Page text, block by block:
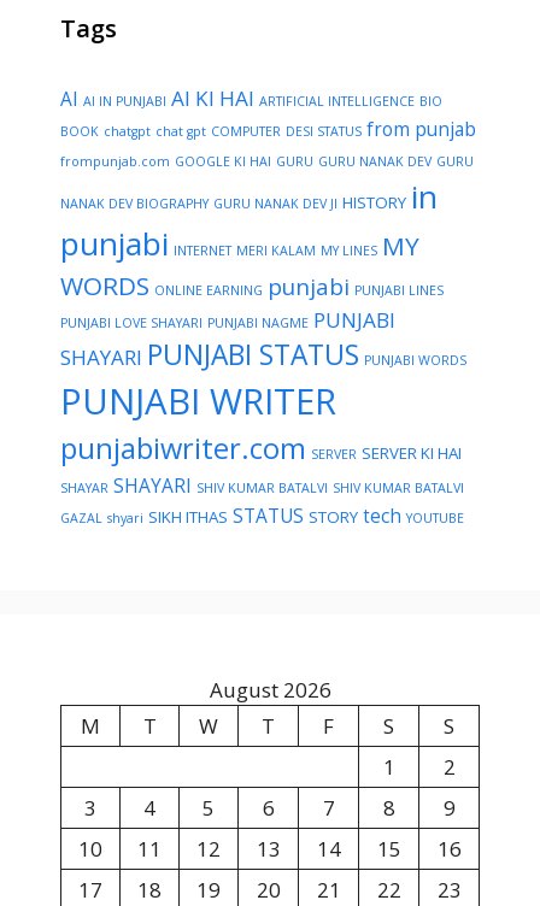
Tags
AI AI IN PUNJABI AI KI HAI ARTIFICIAL INTELLIGENCE BIO
BOOK chatgpt chat gpt COMPUTER DESI STATUS from punjab
frompunjab.com GOOGLE KI HAI GURU GURU NANAK DEV GURU
NANAK DEV BIOGRAPHY GURU NANAK DEV JI HISTORY in
punjabi INTERNET MERI KALAM MY LINES MY
WORDS ONLINE EARNING punjabi PUNJABI LINES
PUNJABI LOVE SHAYARI PUNJABI NAGME PUNJABI
SHAYARI PUNJABI STATUS PUNJABI WORDS
PUNJABI WRITER
punjabiwriter.com SERVER SERVER KI HAI
SHAYAR SHAYARI SHIV KUMAR BATALVI SHIV KUMAR BATALVI
GAZAL shyari SIKH ITHAS STATUS STORY tech YOUTUBE
August 2026
M
T W T F S
S
1
2
3
4 5 6 7 8
9
10
11 12 13 14 15
16
17
18 19 20 21 22
23